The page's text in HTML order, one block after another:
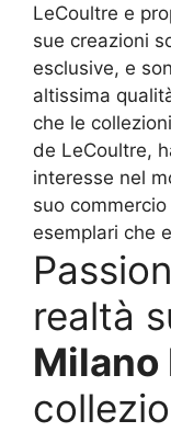
LeCoultre e
sue creazioni
esclusive, e
altissima
che le
de LeCoultre,
interesse nel
suo
esemplari che
realtà
Milano